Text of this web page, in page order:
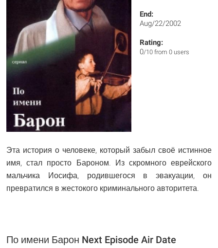
End:
Aug/22/2002
Rating:
0/10 from 0 users
Эта история о человеке, который забыл своё истинное
имя, стал просто Бароном. Из скромного еврейского
мальчика Иосифа, родившегося в эвакуации, он
превратился в жестокого криминального авторитета.
По имени Барон Next Episode Air Date